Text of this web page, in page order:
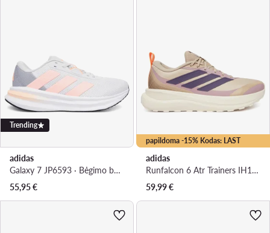
Trending
adidas
Galaxy 7 JP6593 · Bėgimo batai
55,95€
papildoma -15% Kodas: LAST
adidas
Runfalcon 6 Atr Trainers IH1838 · Bėgimo batai
59,99€